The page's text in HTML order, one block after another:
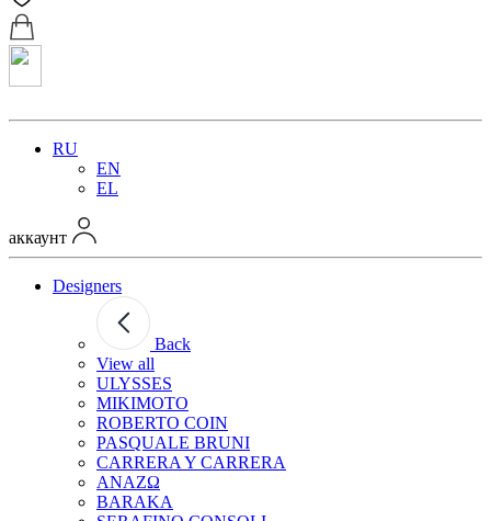
RU
EN
EL
аккаунт
Designers
Back
View all
ULYSSES
MIKIMOTO
ROBERTO COIN
PASQUALE BRUNI
CARRERA Y CARRERA
ANAZΩ
BARAKA